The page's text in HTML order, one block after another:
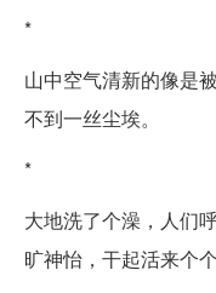
*
山中空气清新的像是
不到一丝尘埃。
*
大地洗了个澡，人们
旷神怡，干起活来个